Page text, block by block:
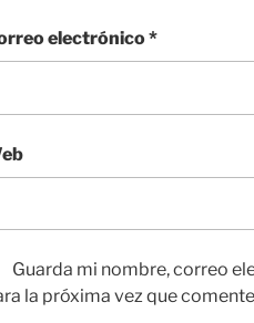
electrónico*
Guarda mi nombre, correo
la próxima vez que